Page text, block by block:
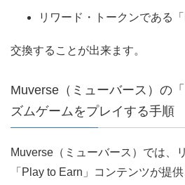
リワード・トークンである「
交換することが出来ます。
Muverse（ミューバース）の
ズムゲームをプレイする手順
Muverse（ミューバース）では、
「Play to Earn」コンテンツが提